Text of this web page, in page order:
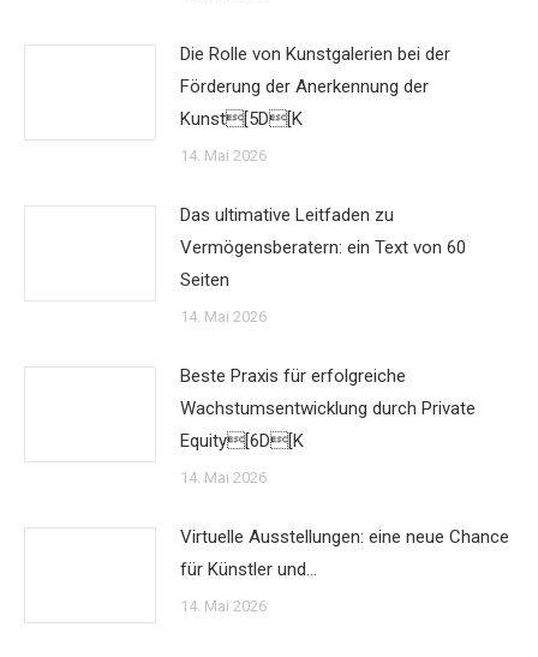
Die Rolle von Kunstgalerien bei der
Förderung der Anerkennung der
Kunst[5D[K
14. Mai 2026
Das ultimative Leitfaden zu
Vermögensberatern: ein Text von 60
Seiten
14. Mai 2026
Beste Praxis für erfolgreiche
Wachstumsentwicklung durch Private
Equity[6D[K
14. Mai 2026
Virtuelle Ausstellungen: eine neue Chance
für Künstler und…
14. Mai 2026